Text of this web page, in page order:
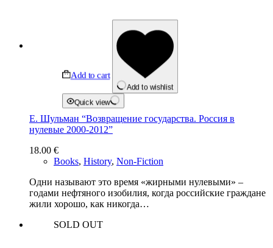
Add to cart
Add to wishlist
Quick view
Е. Шульман “Возвращение государства. Россия в
нулевые 2000-2012”
18.00 €
Books, History, Non-Fiction
Одни называют это время «жирными нулевыми» –
годами нефтяного изобилия, когда российские граждане
жили хорошо, как никогда…
SOLD OUT